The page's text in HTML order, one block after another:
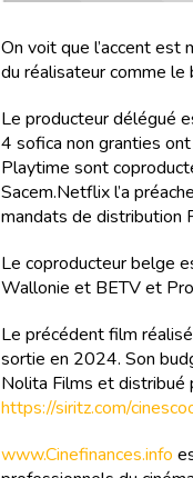
On voit que l’accent est
du réalisateur comme
Le producteur délégué
4 sofica non granties
Playtime sont
Sacem.Netflix l’a
mandats de distribution
Le coproducteur belge
Wallonie et BETV et
Le précédent film
sortie en 2024. Son
Nolita Films et
https://siritz.com/
www.Cinefinances.info